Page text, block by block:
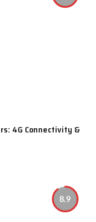
4G Connectivity &
8.9